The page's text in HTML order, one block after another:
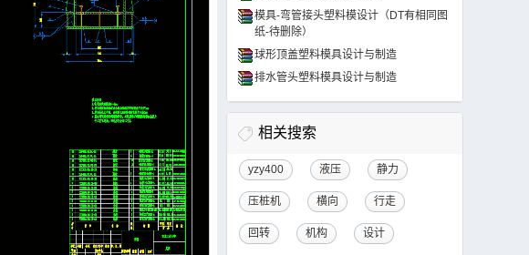
模具-弯管接头塑料模设计（DT有相同图
纸-待删除）
球形顶盖塑料模具设计与制造
排水管头塑料模具设计与制造
相关搜索
yzy400 液压 静力
压桩机 横向 行走
回转 机构 设计